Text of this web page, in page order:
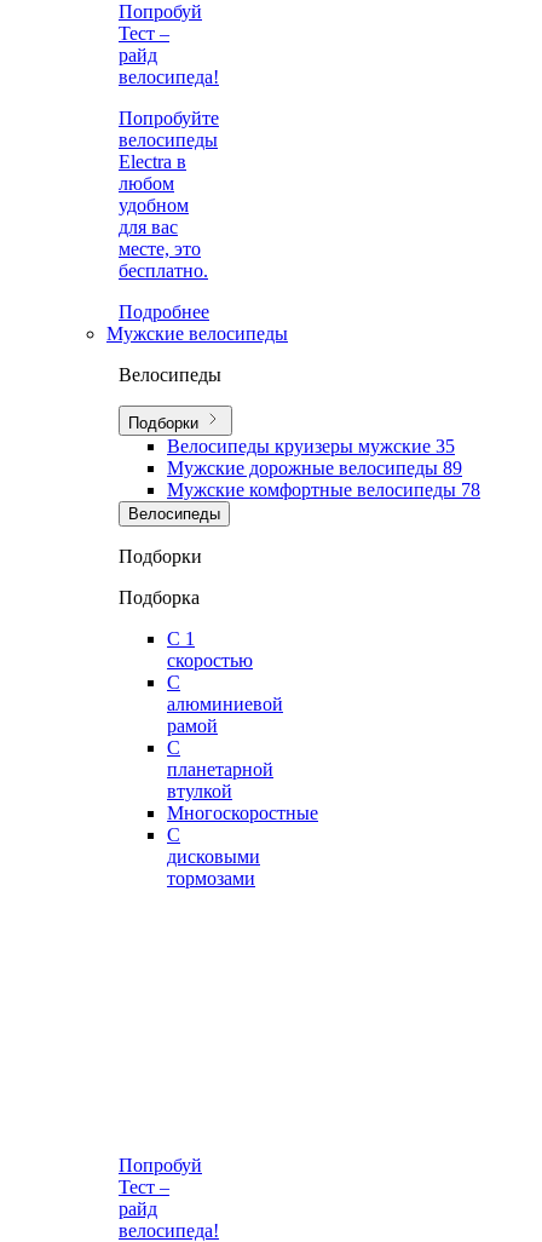
Попробуй
Тест –
райд
велосипеда!
Попробуйте
велосипеды
Electra в
любом
удобном
для вас
месте, это
бесплатно.
Подробнее
Мужские велосипеды
Велосипеды
Подборки
Велосипеды круизеры мужские 35
Мужские дорожные велосипеды 89
Мужские комфортные велосипеды 78
Велосипеды
Подборки
Подборка
С 1
скоростью
С
алюминиевой
рамой
С
планетарной
втулкой
Многоскоростные
С
дисковыми
тормозами
Попробуй
Тест –
райд
велосипеда!